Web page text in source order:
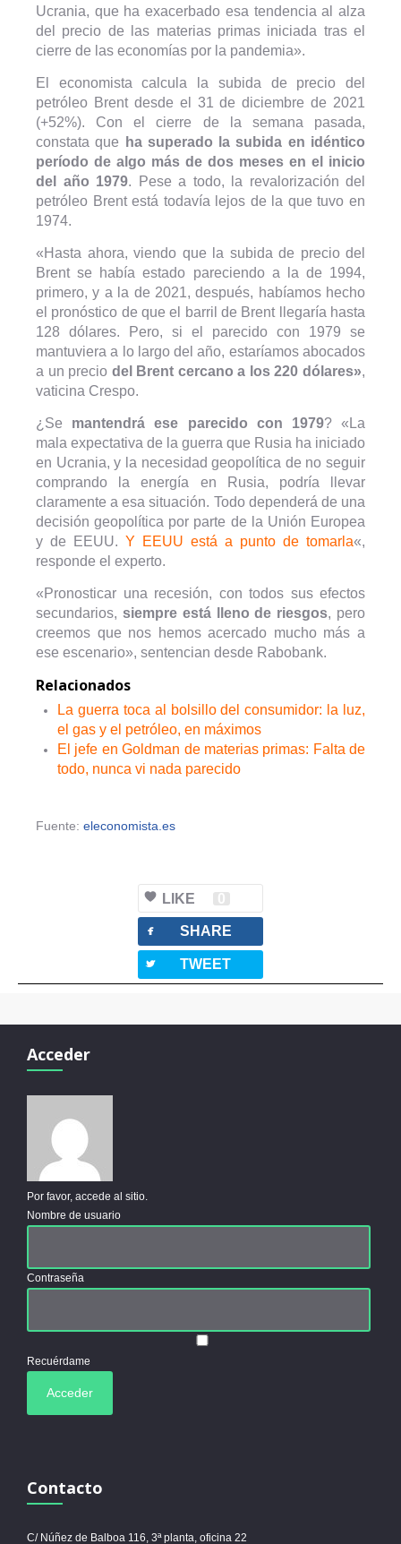
Ucrania, que ha exacerbado esa tendencia al alza
del precio de las materias primas iniciada tras el
cierre de las economías por la pandemia».
El economista calcula la subida de precio del
petróleo Brent desde el 31 de diciembre de 2021
(+52%). Con el cierre de la semana pasada,
constata que ha superado la subida en idéntico
período de algo más de dos meses en el inicio
del año 1979. Pese a todo, la revalorización del
petróleo Brent está todavía lejos de la que tuvo en
1974.
«Hasta ahora, viendo que la subida de precio del
Brent se había estado pareciendo a la de 1994,
primero, y a la de 2021, después, habíamos hecho
el pronóstico de que el barril de Brent llegaría hasta
128 dólares. Pero, si el parecido con 1979 se
mantuviera a lo largo del año, estaríamos abocados
a un precio del Brent cercano a los 220 dólares»,
vaticina Crespo.
¿Se mantendrá ese parecido con 1979? «La
mala expectativa de la guerra que Rusia ha iniciado
en Ucrania, y la necesidad geopolítica de no seguir
comprando la energía en Rusia, podría llevar
claramente a esa situación. Todo dependerá de una
decisión geopolítica por parte de la Unión Europea
y de EEUU. Y EEUU está a punto de tomarla«,
responde el experto.
«Pronosticar una recesión, con todos sus efectos
secundarios, siempre está lleno de riesgos, pero
creemos que nos hemos acercado mucho más a
ese escenario», sentencian desde Rabobank.
Relacionados
La guerra toca al bolsillo del consumidor: la luz,
el gas y el petróleo, en máximos
El jefe en Goldman de materias primas: Falta de
todo, nunca vi nada parecido
Fuente: eleconomista.es
LIKE 0
facebook SHARE
twitterbird TWEET
Acceder
Por favor, accede al sitio.
Nombre de usuario
Contraseña
Recuérdame
Contacto
C/ Núñez de Balboa 116, 3ª planta, oficina 22